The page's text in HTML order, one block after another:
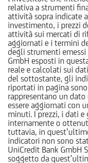
relativa a strumenti
attività sopra indicate
investimento, i prezzi
attività sui mercati di
aggiornati e i termini
degli strumenti emessi
GmbH esposti in
reale e calcolati sui
del sottostante, gli
riportati in pagina
rappresentano un
essere aggiornati con
minuti. I prezzi, i dati
internamente o
tuttavia, in
indicatori non sono
UniCredit Bank GmbH
soggetto da